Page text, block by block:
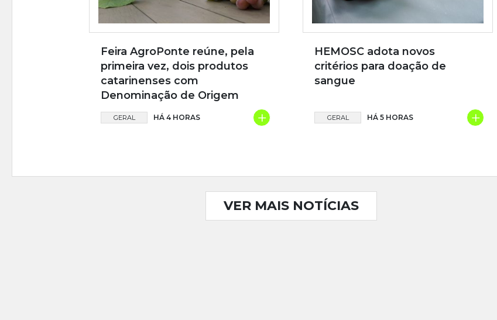
Feira AgroPonte reúne, pela
primeira vez, dois produtos
catarinenses com
Denominação de Origem
GERAL HÁ 4 HORAS +
HEMOSC adota novos
critérios para doação de
sangue
GERAL HÁ 5 HORAS +
VER MAIS NOTÍCIAS